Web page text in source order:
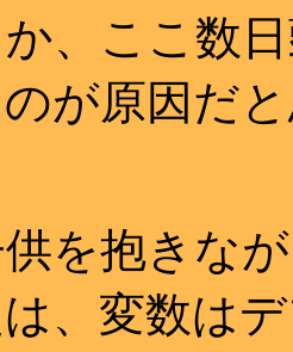
、ここ数
が原因だ
を抱きな
、変数は